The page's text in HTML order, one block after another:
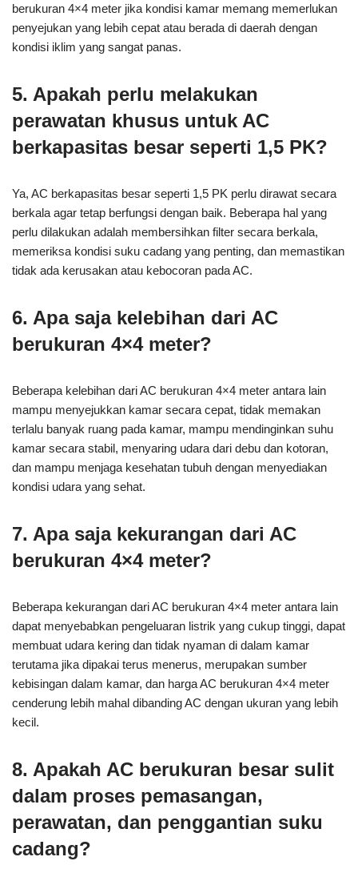
berukuran 4×4 meter jika kondisi kamar memang memerlukan
penyejukan yang lebih cepat atau berada di daerah dengan
kondisi iklim yang sangat panas.
5. Apakah perlu melakukan
perawatan khusus untuk AC
berkapasitas besar seperti 1,5 PK?
Ya, AC berkapasitas besar seperti 1,5 PK perlu dirawat secara
berkala agar tetap berfungsi dengan baik. Beberapa hal yang
perlu dilakukan adalah membersihkan filter secara berkala,
memeriksa kondisi suku cadang yang penting, dan memastikan
tidak ada kerusakan atau kebocoran pada AC.
6. Apa saja kelebihan dari AC
berukuran 4×4 meter?
Beberapa kelebihan dari AC berukuran 4×4 meter antara lain
mampu menyejukkan kamar secara cepat, tidak memakan
terlalu banyak ruang pada kamar, mampu mendinginkan suhu
kamar secara stabil, menyaring udara dari debu dan kotoran,
dan mampu menjaga kesehatan tubuh dengan menyediakan
kondisi udara yang sehat.
7. Apa saja kekurangan dari AC
berukuran 4×4 meter?
Beberapa kekurangan dari AC berukuran 4×4 meter antara lain
dapat menyebabkan pengeluaran listrik yang cukup tinggi, dapat
membuat udara kering dan tidak nyaman di dalam kamar
terutama jika dipakai terus menerus, merupakan sumber
kebisingan dalam kamar, dan harga AC berukuran 4×4 meter
cenderung lebih mahal dibanding AC dengan ukuran yang lebih
kecil.
8. Apakah AC berukuran besar sulit
dalam proses pemasangan,
perawatan, dan penggantian suku
cadang?